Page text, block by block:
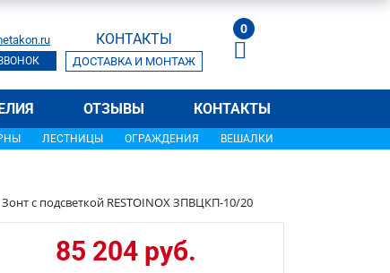
КОНТАКТЫ
ДОСТАВКА И МОНТАЖ
0
ОТЗЫВЫ КОНТАКТЫ
ЛЕСТНИЦЫ ОГРАЖДЕНИЯ ВЕШАЛКИ
Зонт с подсветкой RESTOINOX ЗПВЦКП-10/20
85 204 руб.